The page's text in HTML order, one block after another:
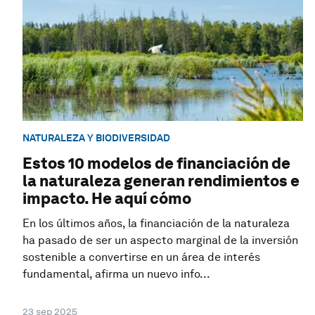
NATURALEZA Y BIODIVERSIDAD
Estos 10 modelos de financiación de
la naturaleza generan rendimientos e
impacto. He aquí cómo
En los últimos años, la financiación de la naturaleza
ha pasado de ser un aspecto marginal de la inversión
sostenible a convertirse en un área de interés
fundamental, afirma un nuevo info...
23 sep 2025